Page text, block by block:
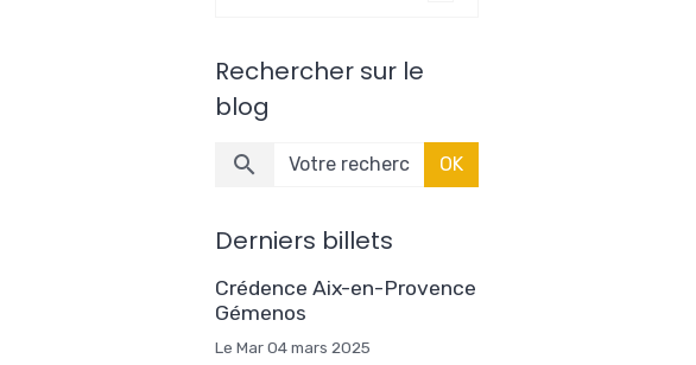
Rechercher sur le
blog
OK
Derniers billets
Crédence Aix-en-Provence
Gémenos
Le Mar 04 mars 2025